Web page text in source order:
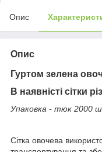
Опис
Опис
Гуртом зелена
В наявністі сітки
Упаковка - тюк 2000
Сітка овочева